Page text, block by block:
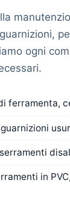
ogni
ferramenta,
in